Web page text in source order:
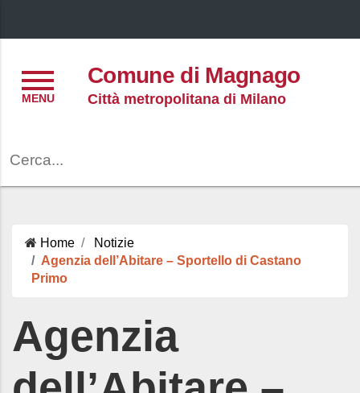
Comune di Magnago
Città metropolitana di Milano
Home
Notizie
Agenzia dell’Abitare – Sportello di Castano
Primo
Agenzia